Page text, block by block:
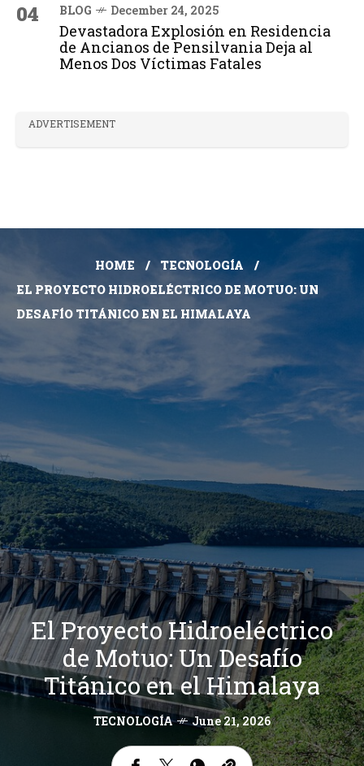
04 BLOG December 24, 2025
Devastadora Explosión en Residencia
de Ancianos de Pensilvania Deja al
Menos Dos Víctimas Fatales
ADVERTISEMENT
HOME
TECNOLOGÍA
EL PROYECTO HIDROELÉCTRICO DE MOTUO: UN
DESAFÍO TITÁNICO EN EL HIMALAYA
El Proyecto Hidroeléctrico
de Motuo: Un Desafío
Titánico en el Himalaya
TECNOLOGÍA June 21, 2026